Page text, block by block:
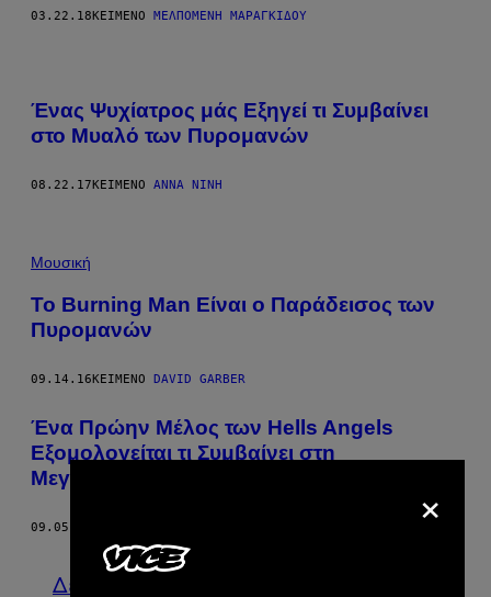
03.22.18ΚΕΊΜΕΝΟ ΜΕΛΠΟΜΈΝΗ ΜΑΡΑΓΚΊΔΟΥ
Ένας Ψυχίατρος μάς Εξηγεί τι Συμβαίνει
στο Μυαλό των Πυρομανών
08.22.17 ΚΕΊΜΕΝΟ ΆΝΝΑ ΝΊΝΗ
Μουσική
Το Burning Man Είναι ο Παράδεισος των
Πυρομανών
09.14.16ΚΕΊΜΕΝΟ DAVID GARBER
Ένα Πρώην Μέλος των Hells Angels
Εξομολογείται τι Συμβαίνει στη
Μεγαλύτερη Συμμορία Μηχανόβιων
09.05.16
Δείτε τα όλα
×